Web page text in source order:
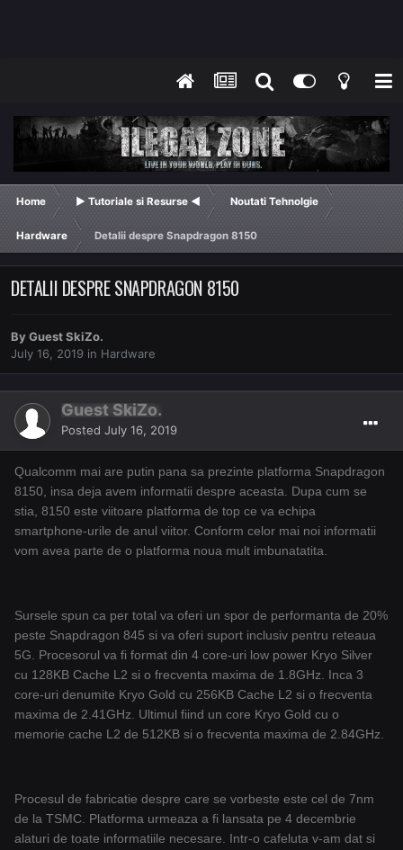
Home ► Tutoriale si Resurse ◄ Noutati Tehnolgie
Hardware Detalii despre Snapdragon 8150
DETALII DESPRE SNAPDRAGON 8150
By Guest SkiZo.
July 16, 2019 in Hardware
Guest SkiZo.
Posted July 16, 2019
Qualcomm mai are putin pana sa prezinte platforma Snapdragon
8150, insa deja avem informatii despre aceasta. Dupa cum se
stia, 8150 este viitoare platforma de top ce va echipa
smartphone-urile de anul viitor. Conform celor mai noi informatii
vom avea parte de o platforma noua mult imbunatatita.
Sursele spun ca per total va oferi un spor de performanta de 20%
peste Snapdragon 845 si va oferi suport inclusiv pentru reteaua
5G. Procesorul va fi format din 4 core-uri low power Kryo Silver
cu 128KB Cache L2 si o frecventa maxima de 1.8GHz. Inca 3
core-uri denumite Kryo Gold cu 256KB Cache L2 si o frecventa
maxima de 2.41GHz. Ultimul fiind un core Kryo Gold cu o
memorie cache L2 de 512KB si o frecventa maxima de 2.84GHz.
Procesul de fabricatie despre care se vorbeste este cel de 7nm
de la TSMC. Platforma urmeaza a fi lansata pe 4 decembrie
alaturi de toate informatiile necesare. Intr-o cafeluta v-am dat si